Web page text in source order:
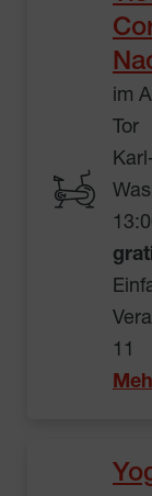
im
Tor
11